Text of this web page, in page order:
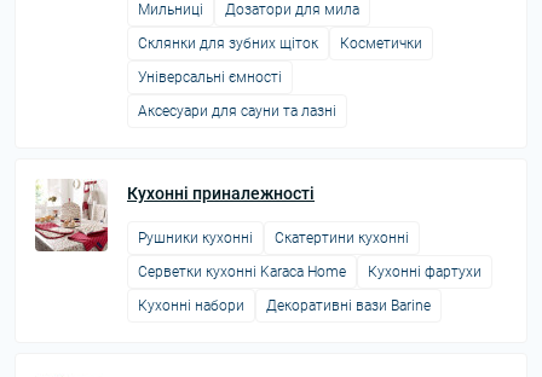
Мильниці
Дозатори для мила
Склянки для зубних щіток
Косметички
Універсальні ємності
Аксесуари для сауни та лазні
Кухонні приналежності
Рушники кухонні
Скатертини кухонні
Серветки кухонні Karaca Home
Кухонні фартухи
Кухонні набори
Декоративні вази Barine